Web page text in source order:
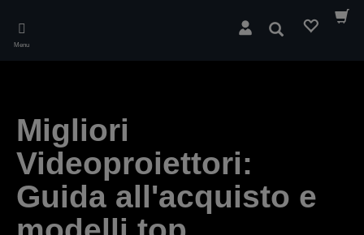
main
Menu
Cerca
Migliori
Videoproiettori:
Guida all'acquisto e